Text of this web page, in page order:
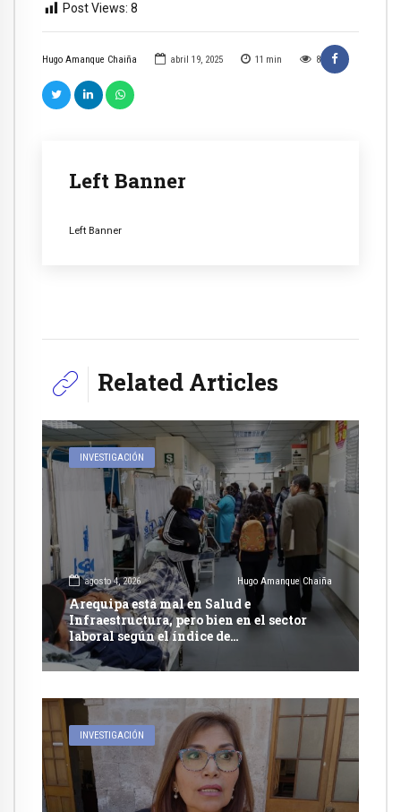
Hugo Amanque Chaiña abril 19, 2025 11 min 8
Left Banner
Left Banner
Post Views: 8
Related Articles
INVESTIGACIÓN
agosto 4, 2026 Hugo Amanque Chaiña
Arequipa está mal en Salud e
Infraestructura, pero bien en el sector
laboral según el índice de
competitividad regional 2026 del IPE
INVESTIGACIÓN